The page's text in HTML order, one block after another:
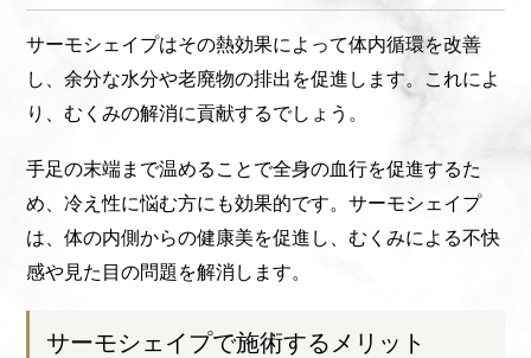
サーモシェイプはその熱効果によって体内循環を改善
し、余分な水分や老廃物の排出を促進します。これによ
り、むくみの解消に貢献するでしょう。
手足の末端まで温めることで全身の血行を促進するた
め、冷え性に悩む方にも効果的です。サーモシェイプ
は、体の内側からの健康美を促進し、むくみによる不快
感や見た目の問題を解消します。
サーモシェイプで施術するメリット